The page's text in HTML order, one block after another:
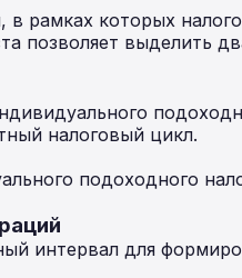
рамках которых
позволяет выделить
налоговый цикл.
подоходного
интервал для